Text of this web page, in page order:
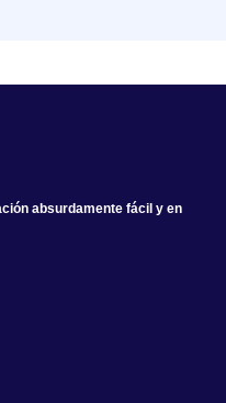
absurdamente fácil y en